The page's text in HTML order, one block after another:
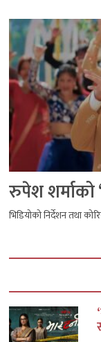
रुपेश शर्माको
भिडियोको निर्देशन तथा